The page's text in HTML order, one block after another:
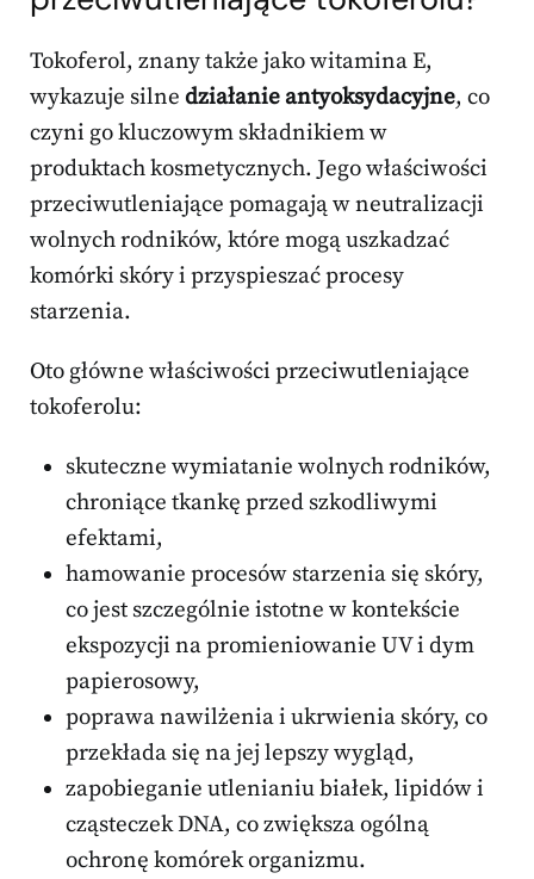
Tokoferol, znany także jako witamina E,
wykazuje silne działanie antyoksydacyjne, co
czyni go kluczowym składnikiem w
produktach kosmetycznych. Jego właściwości
przeciwutleniające pomagają w neutralizacji
wolnych rodników, które mogą uszkadzać
komórki skóry i przyspieszać procesy
starzenia.
Oto główne właściwości przeciwutleniające
tokoferolu:
skuteczne wymiatanie wolnych rodników,
chroniące tkankę przed szkodliwymi
efektami,
hamowanie procesów starzenia się skóry,
co jest szczególnie istotne w kontekście
ekspozycji na promieniowanie UV i dym
papierosowy,
poprawa nawilżenia i ukrwienia skóry, co
przekłada się na jej lepszy wygląd,
zapobieganie utlenianiu białek, lipidów i
cząsteczek DNA, co zwiększa ogólną
ochronę komórek organizmu.